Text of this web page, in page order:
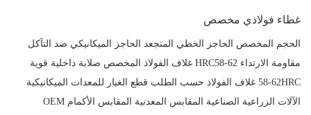
غطاء فولاذي مخصص
الحجم المخصص الحاجز الخطي المتجعد الحاجز الميكانيكي ضد التآكل
مقاومة الارتداء HRC58-62 غلاف الفولاذ المخصص صلابة داخلية قوية
58-62HRC غلاف الفولاذ حسب الطلب قطع الغيار للمعدات الميكانيكية
الآلات الزراعية الصناعية المقابس المعدنية المقابس الأكمام OEM